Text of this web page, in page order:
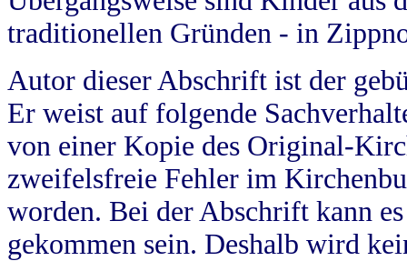
traditionellen Gründen - in
Autor dieser Abschrift ist der
Er weist auf folgende
von einer Kopie des Original-
zweifelsfreie Fehler im
worden. Bei der Abschrift kann
gekommen sein. Deshalb wird